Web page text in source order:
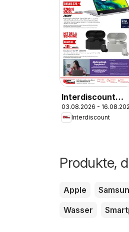
Interdiscount
aktionen FR
03.08.2026 -
Interdiscount
Produkte,
Apple
Wasser